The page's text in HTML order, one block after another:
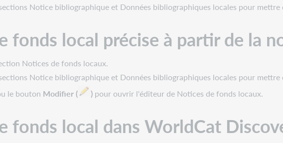
Notice bibliographique et Données bibliographiques locales pour
fonds local précise à partir de la
Notices de fonds locaux.
Notice bibliographique et Données bibliographiques locales pour
le bouton Modifier( ) pour ouvrir l'éditeur de Notices de fonds locaux.
fonds local dans WorldCat